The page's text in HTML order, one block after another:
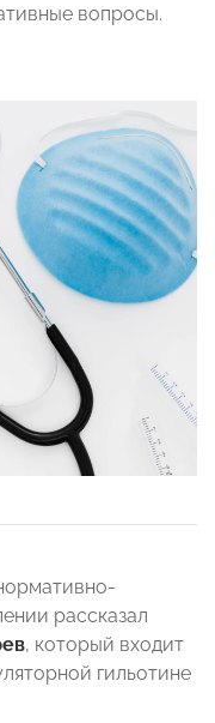
вопросы.
рассказал
, который входит
гильотине